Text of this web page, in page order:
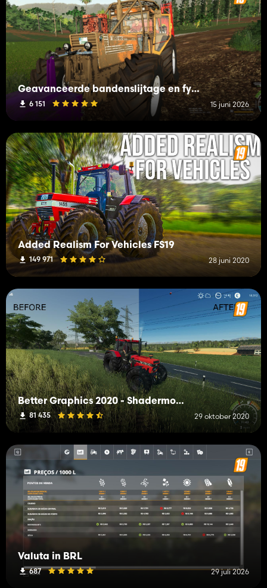
Geavanceerde bandenslijtage en fysica
6 151 15 juni 2026
Added Realism For Vehicles FS19
149 971 28 juni 2020
Better Graphics 2020 - Shadermod Real
81 435 29 oktober 2020
Valuta in BRL
687 29 juli 2026